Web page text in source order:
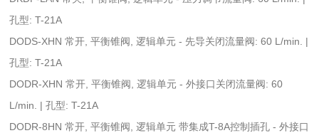
孔型: T-21A
DODS-XHN 常开, 平衡锥阀, 逻辑单元 - 先导关闭流量阀: 60 L/min. |
孔型: T-21A
DODR-XHN 常开, 平衡锥阀, 逻辑单元 - 外接口关闭流量阀: 60
L/min. | 孔型: T-21A
DODR-8HN 常开, 平衡锥阀, 逻辑单元 带集成T-8A控制插孔 - 外接口